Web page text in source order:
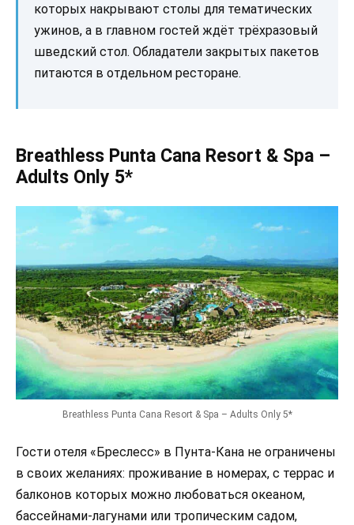
которых накрывают столы для тематических
ужинов, а в главном гостей ждёт трёхразовый
шведский стол. Обладатели закрытых пакетов
питаются в отдельном ресторане.
Breathless Punta Cana Resort & Spa –
Adults Only 5*
Breathless Punta Cana Resort & Spa – Adults Only 5*
Гости отеля «Бреслесс» в Пунта-Кана не ограничены
в своих желаниях: проживание в номерах, с террас и
балконов которых можно любоваться океаном,
бассейнами-лагунами или тропическим садом,